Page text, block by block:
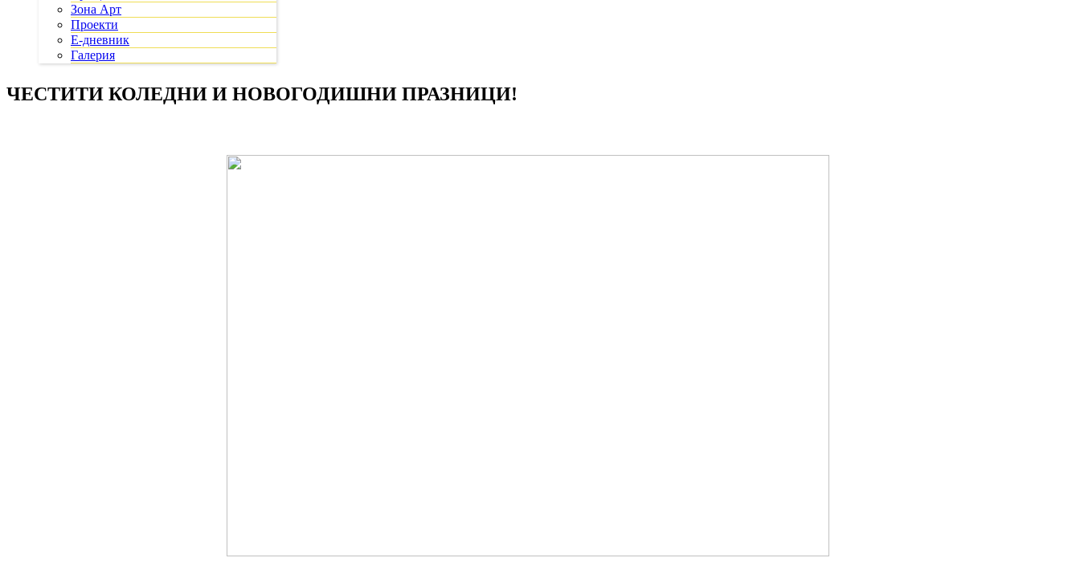
Зона Арт
Проекти
Е-дневник
Галерия
ЧЕСТИТИ КОЛЕДНИ И НОВОГОДИШНИ ПРАЗНИЦИ!